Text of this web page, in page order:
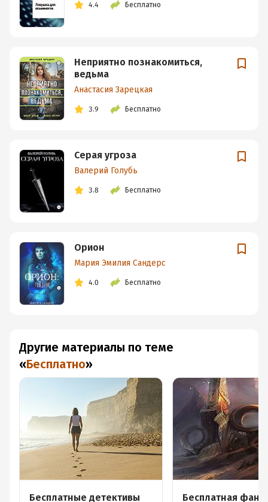
4.4 Бесплатно
Неприятно познакомиться,
ведьма
Анастасия Зарецкая
3.9 Бесплатно
Серая угроза
Валерий Голубь
3.8 Бесплатно
Орион
Мария Эмилия Сандерс
4.0 Бесплатно
Другие материалы по теме
«Бесплатно»
Бесплатные детективы Бесплатная